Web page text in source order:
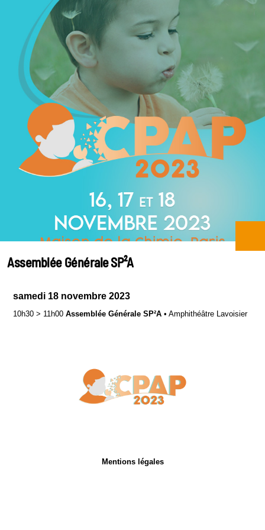
Assemblée Générale SP²A
samedi 18 novembre 2023
10h30 > 11h00 Assemblée Générale SP²A • Amphithéâtre Lavoisier
Mentions légales